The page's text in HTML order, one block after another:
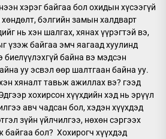
хэрэг байгаа бол охидын хүсээгүй
бэлгийн замын халдварт
нь хэн шалгах, хянах үүрэгтэй вэ,
үзэж байгаа эмч яагаад хуулинд
биелүүлэхгүй байна вэ мэдсэн
уу эсвэл өөр шалтгаан байна уу.
хяналт тавьж ажиллах вэ? гээд
хохирсон хүүхдийн хэд нь эрүүл
авч чадсан бол, хэдэн хүүхдэд
зүйн үйлчилгээ, нөхөн сэргээх
байгаа бол? Хохирогч хүүхдэд